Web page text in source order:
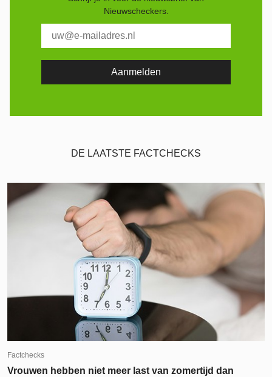
Nieuwscheckers.
DE LAATSTE FACTCHECKS
Factchecks
Vrouwen hebben niet meer last van zomertijd dan